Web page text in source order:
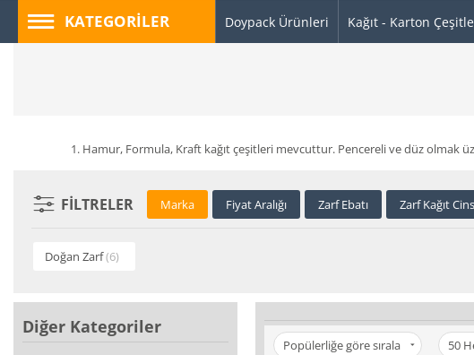
KATEGORILER Doypack Ürünleri Kağıt - Karton
1. Hamur, Formula, Kraft kağıt çeşitleri mevcuttur. Pencereli ve düz olmak
FILTRELER Marka Fiyat Aralığı Zarf Ebatı Zarf Kağıt
Doğan Zarf(6)
Diğer Kategoriler
Popülerliğe göre sırala 50